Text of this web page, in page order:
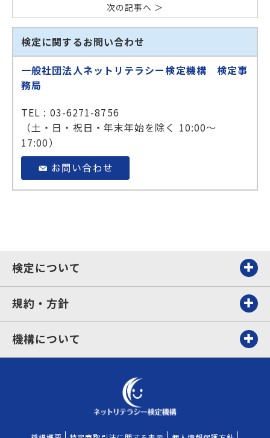
次の記事へ ＞
検定に関するお問い合わせ
一般社団法人ネットリテラシー検定機構 検定事
務局
TEL : 03-6271-8756
（土・日・祝日・年末年始を除く 10:00～
17:00）
検定について
規約・方針
機構について